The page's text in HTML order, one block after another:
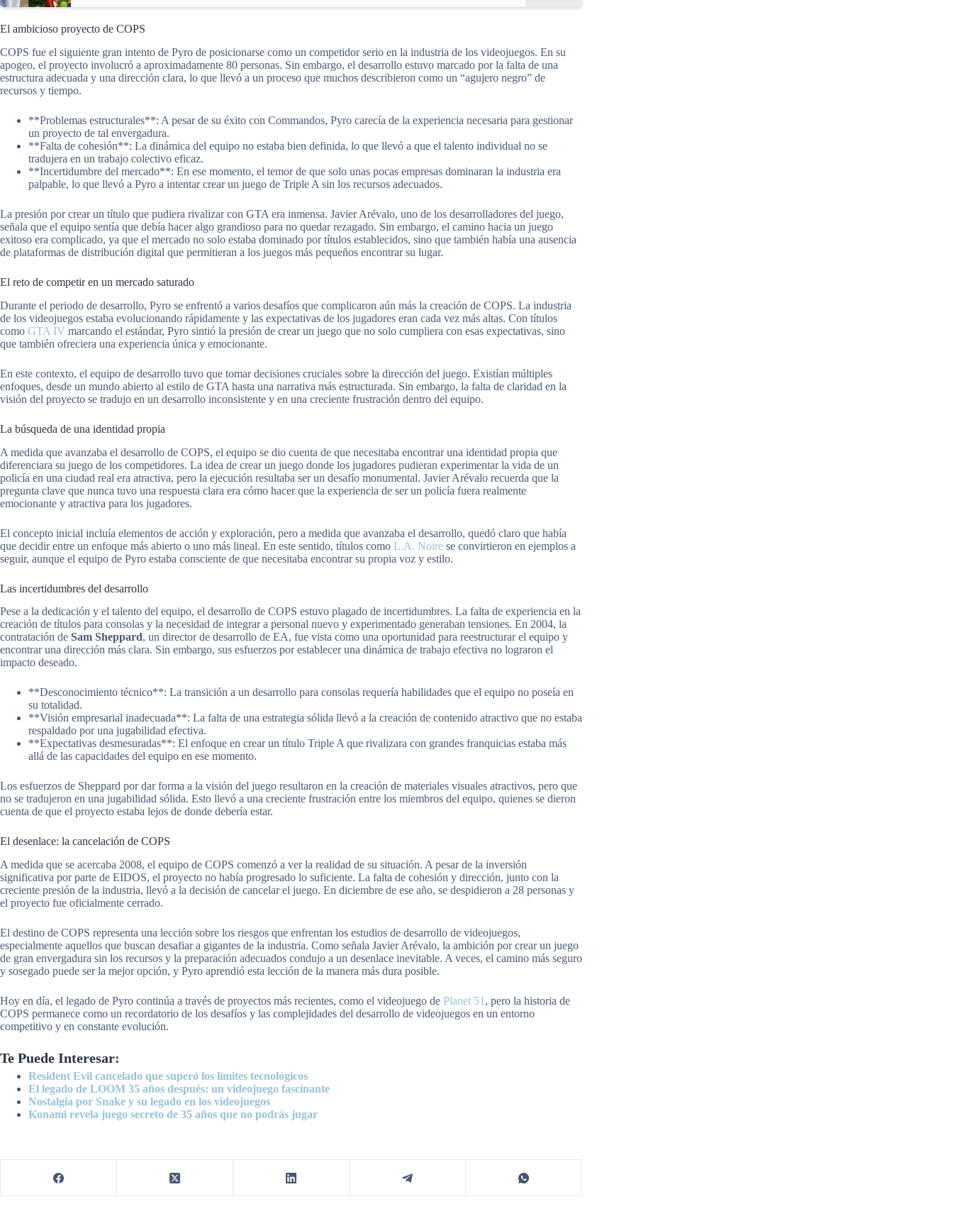
El ambicioso proyecto de COPS
COPS fue el siguiente gran intento de Pyro de posicionarse como un competidor serio en la industria de los videojuegos. En su
apogeo, el proyecto involucró a aproximadamente 80 personas. Sin embargo, el desarrollo estuvo marcado por la falta de una
estructura adecuada y una dirección clara, lo que llevó a un proceso que muchos describieron como un “agujero negro” de
recursos y tiempo.
**Problemas estructurales**: A pesar de su éxito con Commandos, Pyro carecía de la experiencia necesaria para gestionar
un proyecto de tal envergadura.
**Falta de cohesión**: La dinámica del equipo no estaba bien definida, lo que llevó a que el talento individual no se
tradujera en un trabajo colectivo eficaz.
**Incertidumbre del mercado**: En ese momento, el temor de que solo unas pocas empresas dominaran la industria era
palpable, lo que llevó a Pyro a intentar crear un juego de Triple A sin los recursos adecuados.
La presión por crear un título que pudiera rivalizar con GTA era inmensa. Javier Arévalo, uno de los desarrolladores del juego,
señala que el equipo sentía que debía hacer algo grandioso para no quedar rezagado. Sin embargo, el camino hacia un juego
exitoso era complicado, ya que el mercado no solo estaba dominado por títulos establecidos, sino que también había una ausencia
de plataformas de distribución digital que permitieran a los juegos más pequeños encontrar su lugar.
El reto de competir en un mercado saturado
Durante el periodo de desarrollo, Pyro se enfrentó a varios desafíos que complicaron aún más la creación de COPS. La industria
de los videojuegos estaba evolucionando rápidamente y las expectativas de los jugadores eran cada vez más altas. Con títulos
como GTA IV marcando el estándar, Pyro sintió la presión de crear un juego que no solo cumpliera con esas expectativas, sino
que también ofreciera una experiencia única y emocionante.
En este contexto, el equipo de desarrollo tuvo que tomar decisiones cruciales sobre la dirección del juego. Existían múltiples
enfoques, desde un mundo abierto al estilo de GTA hasta una narrativa más estructurada. Sin embargo, la falta de claridad en la
visión del proyecto se tradujo en un desarrollo inconsistente y en una creciente frustración dentro del equipo.
La búsqueda de una identidad propia
A medida que avanzaba el desarrollo de COPS, el equipo se dio cuenta de que necesitaba encontrar una identidad propia que
diferenciara su juego de los competidores. La idea de crear un juego donde los jugadores pudieran experimentar la vida de un
policía en una ciudad real era atractiva, pero la ejecución resultaba ser un desafío monumental. Javier Arévalo recuerda que la
pregunta clave que nunca tuvo una respuesta clara era cómo hacer que la experiencia de ser un policía fuera realmente
emocionante y atractiva para los jugadores.
El concepto inicial incluía elementos de acción y exploración, pero a medida que avanzaba el desarrollo, quedó claro que había
que decidir entre un enfoque más abierto o uno más lineal. En este sentido, títulos como L.A. Noire se convirtieron en ejemplos a
seguir, aunque el equipo de Pyro estaba consciente de que necesitaba encontrar su propia voz y estilo.
Las incertidumbres del desarrollo
Pese a la dedicación y el talento del equipo, el desarrollo de COPS estuvo plagado de incertidumbres. La falta de experiencia en la
creación de títulos para consolas y la necesidad de integrar a personal nuevo y experimentado generaban tensiones. En 2004, la
contratación de Sam Sheppard, un director de desarrollo de EA, fue vista como una oportunidad para reestructurar el equipo y
encontrar una dirección más clara. Sin embargo, sus esfuerzos por establecer una dinámica de trabajo efectiva no lograron el
impacto deseado.
**Desconocimiento técnico**: La transición a un desarrollo para consolas requería habilidades que el equipo no poseía en
su totalidad.
**Visión empresarial inadecuada**: La falta de una estrategia sólida llevó a la creación de contenido atractivo que no estaba
respaldado por una jugabilidad efectiva.
**Expectativas desmesuradas**: El enfoque en crear un título Triple A que rivalizara con grandes franquicias estaba más
allá de las capacidades del equipo en ese momento.
Los esfuerzos de Sheppard por dar forma a la visión del juego resultaron en la creación de materiales visuales atractivos, pero que
no se tradujeron en una jugabilidad sólida. Esto llevó a una creciente frustración entre los miembros del equipo, quienes se dieron
cuenta de que el proyecto estaba lejos de donde debería estar.
El desenlace: la cancelación de COPS
A medida que se acercaba 2008, el equipo de COPS comenzó a ver la realidad de su situación. A pesar de la inversión
significativa por parte de EIDOS, el proyecto no había progresado lo suficiente. La falta de cohesión y dirección, junto con la
creciente presión de la industria, llevó a la decisión de cancelar el juego. En diciembre de ese año, se despidieron a 28 personas y
el proyecto fue oficialmente cerrado.
El destino de COPS representa una lección sobre los riesgos que enfrentan los estudios de desarrollo de videojuegos,
especialmente aquellos que buscan desafiar a gigantes de la industria. Como señala Javier Arévalo, la ambición por crear un juego
de gran envergadura sin los recursos y la preparación adecuados condujo a un desenlace inevitable. A veces, el camino más seguro
y sosegado puede ser la mejor opción, y Pyro aprendió esta lección de la manera más dura posible.
Hoy en día, el legado de Pyro continúa a través de proyectos más recientes, como el videojuego de Planet 51 , pero la historia de
COPS permanece como un recordatorio de los desafíos y las complejidades del desarrollo de videojuegos en un entorno
competitivo y en constante evolución.
Te Puede Interesar:
Resident Evil cancelado que superó los límites tecnológicos
El legado de LOOM 35 años después: un videojuego fascinante
Nostalgia por Snake y su legado en los videojuegos
Konami revela juego secreto de 35 años que no podrás jugar